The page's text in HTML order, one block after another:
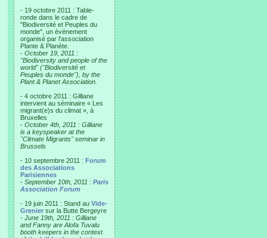
- 19 octobre 2011 : Table-
ronde dans le cadre de
"Biodiversité et Peuples du
monde", un événement
organisé par l'association
Plante & Planète.
- October 19, 2011 :
"Biodiversity and people of the
world" ("Biodiversité et
Peuples du monde"), by the
Plant & Planet Association.
- 4 octobre 2011 : Gilliane
intervient au séminaire « Les
migrant(e)s du climat », à
Bruxelles
- October 4th, 2011 : Gilliane
is a keyspeaker at the
"Climate Migrants" seminar in
Brussels
- 10 septembre 2011 : Forum
des Associations
Parisiennes
- September 10th, 2011 : Paris
Association Forum
- 19 juin 2011 : Stand au Vide-
Grenier sur la Butte Bergeyre
- June 19th, 2011 : Gilliane
and Fanny are Alofa Tuvalu
booth keepers in the context